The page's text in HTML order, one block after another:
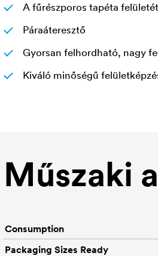
A fűrészporos tapéta
Páraáteresztő
Gyorsan felhordható, nagy
Kiváló minőségű
Műszaki
Consumption
Packaging Sizes Ready